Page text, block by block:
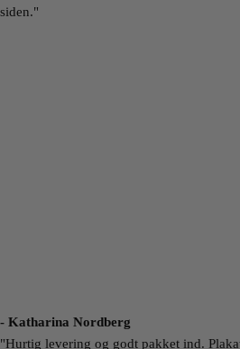
siden."
- Katharina Nordberg
"Hurtig levering og godt pakket ind.